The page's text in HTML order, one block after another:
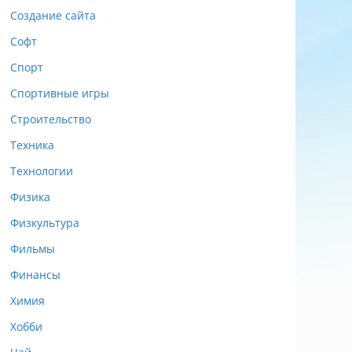
Создание сайта
Софт
Спорт
Спортивные игры
Строительство
Техника
Технологии
Физика
Физкультура
Фильмы
Финансы
Химия
Хобби